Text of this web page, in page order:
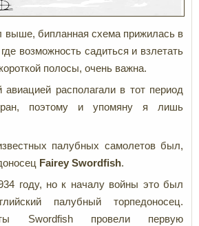
выше, бипланная схема прижилась в
возможность садиться и взлетать
полосы, очень важна.
авиацией располагали в тот период
поэтому и упомяну я лишь
палубных самолетов был,
Fairey Swordfish.
году, но к началу войны это был
палубный торпедоносец.
Swordfish провели первую